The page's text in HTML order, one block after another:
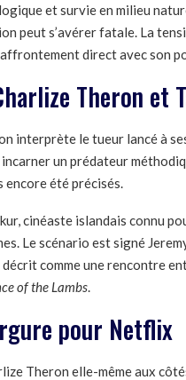
et survie en milieu
peut s’avérer fatale. La
direct avec son
Theron et
interprète le tueur lancé à
un prédateur
encore été précisés.
cinéaste islandais connu
Le scénario est signé
décrit comme une rencontre
of the Lambs.
pour Netflix
Theron elle-même aux